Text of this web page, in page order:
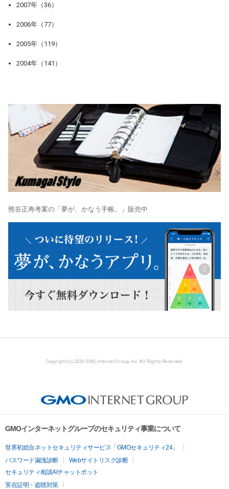
2007年（36）
2006年（77）
2005年（119）
2004年（141）
熊谷正寿考案の「夢が、かなう手帳。」販売中
Copyright (c) 2026 GMO Internet Group, Inc. All Rights Reserved.
GMOインターネットグループのセキュリティ事業について
世界初総合ネットセキュリティサービス「GMOセキュリティ24」
パスワード漏洩診断
Webサイトリスク診断
セキュリティ相談AIチャットボット
実在証明・盗聴対策